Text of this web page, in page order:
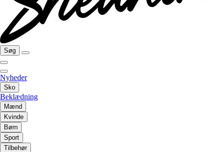
Søg
Nyheder
Sko
Beklædning
Mænd
Kvinde
Børn
Sport
Tilbehør